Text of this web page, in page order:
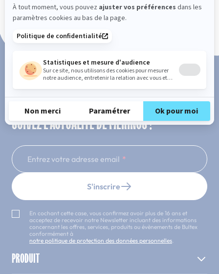
Paiement en 3x ou 4x sans frais
SUIVEZ L'ACTUALITÉ DE MERINOS !
Entrez votre adresse email
S'inscrire
En cochant cette case, vous confirmez avoir plus de 16 ans et
acceptez de recevoir notre Newsletter incluant des informations
concernant les offres, services, produits ou évènements de Bultex
conformément à
notre politique de protection des données personnelles.
PRODUIT